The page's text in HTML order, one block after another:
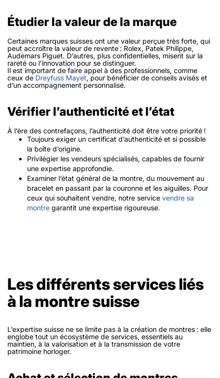
Étudier la valeur de la marque
Certaines marques suisses ont une valeur perçue très forte, qui
peut accroître la valeur de revente : Rolex, Patek Philippe,
Audemars Piguet. D’autres, plus confidentielles, misent sur la
rareté ou l’innovation pour se distinguer.
Il est important de faire appel à des professionnels, comme
ceux de Dreyfuss Mayet, pour bénéficier de conseils avisés et
d’un accompagnement personnalisé.
Vérifier l’authenticité et l’état
À l’ère des contrefaçons, l’authenticité doit être votre priorité !
Toujours exiger un certificat d’authenticité et si possible
la boîte d’origine.
Privilégier les vendeurs spécialisés, capables de fournir
une expertise approfondie.
Examiner l’état général de la montre, du mouvement au
bracelet en passant par la couronne et les aiguilles. Pour
ceux qui souhaitent vendre, notre service vendre sa
montre garantit une expertise rigoureuse.
Les différents services liés
à la montre suisse
L’expertise suisse ne se limite pas à la création de montres : elle
englobe tout un écosystème de services, essentiels au
maintien, à la valorisation et à la transmission de votre
patrimoine horloger.